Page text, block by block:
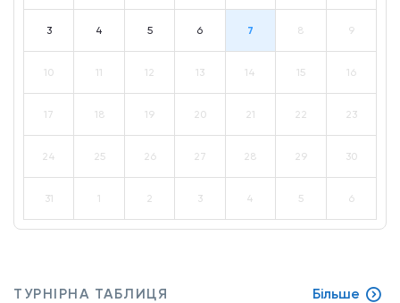
3 4 5 6 7 8 9
10 11 12 13 14 15 16
17 18 19 20 21 22 23
24 25 26 27 28 29 30
31 1 2 3 4 5 6
ТУРНІРНА ТАБЛИЦЯ Більше